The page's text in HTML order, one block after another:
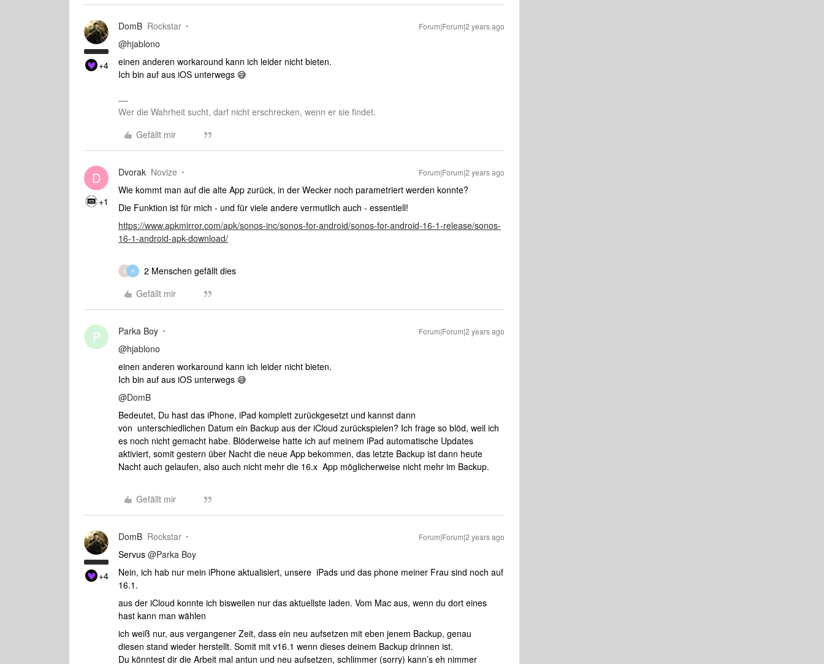
+4
DomB Rockstar Forum|Forum|2 years ago
@hjablono
einen anderen workaround kann ich leider nicht bieten.
Ich bin auf aus iOS unterwegs 😅
Wer die Wahrheit sucht, darf nicht erschrecken, wenn er sie findet.
Gefällt mir
D
+1
Dvorak Novize Forum|Forum|2 years ago
Wie kommt man auf die alte App zurück, in der Wecker noch parametriert werden konnte?
Die Funktion ist für mich - und für viele andere vermutlich auch - essentiell!
https://www.apkmirror.com/apk/sonos-inc/sonos-for-android/sonos-for-android-16-1-release/sonos-
16-1-android-apk-download/
S H
2 Menschen gefällt dies
Gefällt mir
P Parka Boy Forum|Forum|2 years ago
@hjablono
einen anderen workaround kann ich leider nicht bieten.
Ich bin auf aus iOS unterwegs 😅
@DomB
Bedeutet, Du hast das iPhone, iPad komplett zurückgesetzt und kannst dann
von unterschiedlichen Datum ein Backup aus der iCloud zurückspielen? Ich frage so blöd, weil ich
es noch nicht gemacht habe. Blöderweise hatte ich auf meinem iPad automatische Updates
aktiviert, somit gestern über Nacht die neue App bekommen, das letzte Backup ist dann heute
Nacht auch gelaufen, also auch nicht mehr die 16.x App möglicherweise nicht mehr im Backup.
Gefällt mir
+4
DomB Rockstar Forum|Forum|2 years ago
Servus @Parka Boy
Nein, ich hab nur mein iPhone aktualisiert, unsere iPads und das phone meiner Frau sind noch auf
16.1.
aus der iCloud konnte ich bisweilen nur das aktuellste laden. Vom Mac aus, wenn du dort eines
hast kann man wählen
ich weiß nur, aus vergangener Zeit, dass ein neu aufsetzen mit eben jenem Backup, genau
diesen stand wieder herstellt. Somit mit v16.1 wenn dieses deinem Backup drinnen ist.
Du könntest dir die Arbeit mal antun und neu aufsetzen, schlimmer (sorry) kann’s eh nimmer